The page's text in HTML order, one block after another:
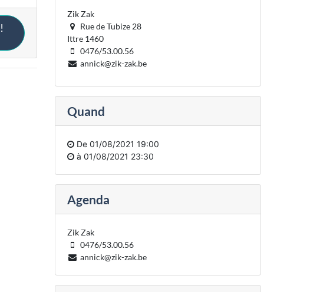
Zik Zak
Rue de Tubize 28
Ittre 1460
0476/53.00.56
annick@zik-zak.be
Quand
De 01/08/2021 19:00
à 01/08/2021 23:30
Agenda
Zik Zak
0476/53.00.56
annick@zik-zak.be